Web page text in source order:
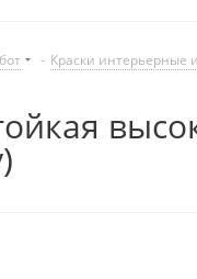
- Краски интерьерные